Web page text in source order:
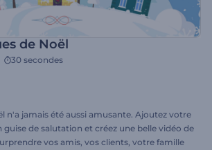
de Noël
30 secondes
n'a jamais été aussi amusante. Ajoutez votre
de salutation et créez une belle vidéo de
vos amis, vos clients, votre famille